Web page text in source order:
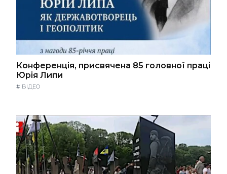
Конференція, присвячена 85 головної праці
Юрія Липи
# ВІДЕО